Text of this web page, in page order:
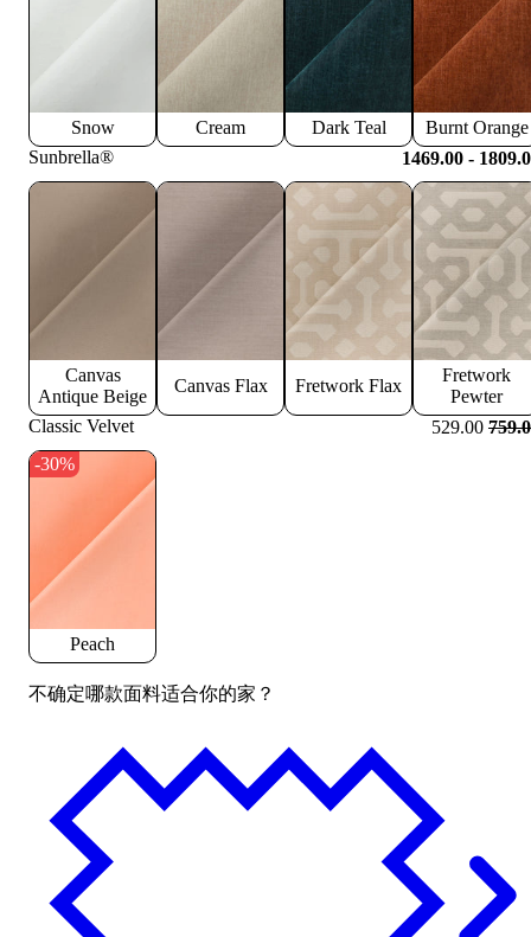
Snow Cream Dark Teal
Burnt Orange
Sunbrella®
1469.00 -
Canvas
Antique Beige
Canvas Flax Fretwork Flax
Fretwork
Pewter
Classic Velvet
529.00
-30%
Peach
不确定哪款面料适合你的家？